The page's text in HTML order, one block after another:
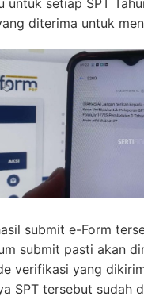
untuk setiap SPT
diterima untuk
submit e-Form
submit pasti akan
verifikasi yang
SPT tersebut sudah